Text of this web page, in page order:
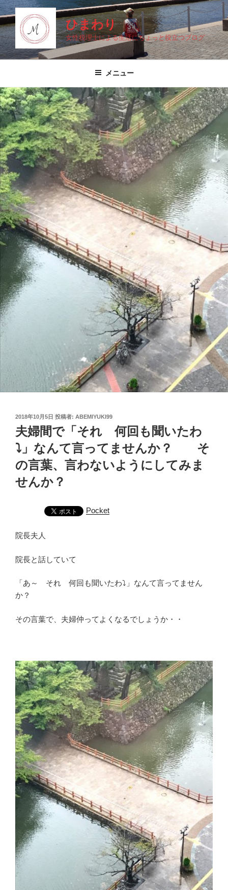
コ
ン
テ
ン
ツ
キ
ッ
プ
ひまわり
女性税理士による生活にちょっと役立つブログ
メニュー
投
日:
2018年10月5日 投稿者: ABEMIYUKI99
夫婦間で「それ 何回も聞いたわ
⤵」なんて言ってませんか？ そ
の言葉、言わないようにしてみま
せんか？
Pocket
院長夫人
院長と話していて
「あ～ それ 何回も聞いたわ⤵」なんて言ってません
か？
その言葉で、夫婦仲ってよくなるでしょうか・・